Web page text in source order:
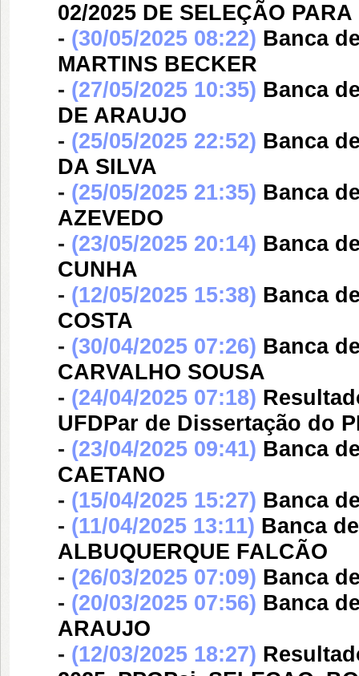
02/2025 DE SELEÇÃO
- (30/05/2025 08:22) Banca
MARTINS BECKER
- (27/05/2025 10:35) Banca
DE ARAUJO
- (25/05/2025 22:52) Banca
DA SILVA
- (25/05/2025 21:35) Banca
AZEVEDO
- (23/05/2025 20:14) Banca
CUNHA
- (12/05/2025 15:38) Banca
COSTA
- (30/04/2025 07:26) Banca
CARVALHO SOUSA
- (24/04/2025 07:18)
UFDPar de Dissertação do
- (23/04/2025 09:41) Banca
CAETANO
- (15/04/2025 15:27) Banca
- (11/04/2025 13:11) Banca
ALBUQUERQUE FALCÃO
- (26/03/2025 07:09) Banca
- (20/03/2025 07:56) Banca
ARAUJO
- (12/03/2025 18:27)